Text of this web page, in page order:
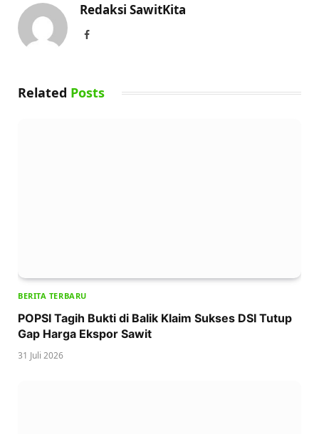
Redaksi SawitKita
Facebook
Related Posts
BERITA TERBARU
POPSI Tagih Bukti di Balik Klaim Sukses DSI Tutup
Gap Harga Ekspor Sawit
31 Juli 2026